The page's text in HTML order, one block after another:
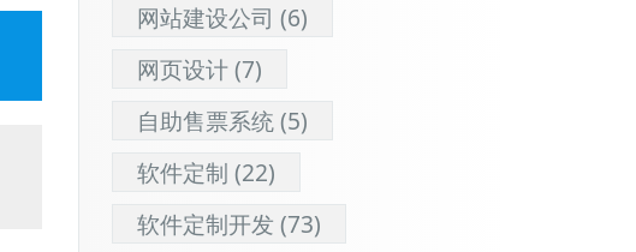
网站建设公司 (6)
网页设计(7)
自助售票系统(5)
软件定制 (22)
软件定制开发 (73)